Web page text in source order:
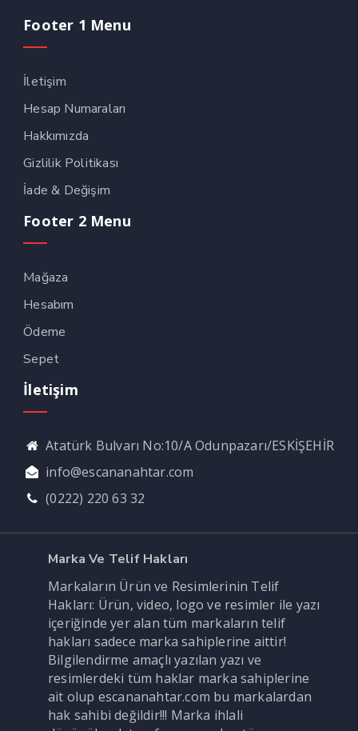
Footer 1 Menu
İletişim
Hesap Numaraları
Hakkımızda
Gizlilik Politikası
İade & Değişim
Footer 2 Menu
Mağaza
Hesabım
Ödeme
Sepet
İletişim
Atatürk Bulvarı No:10/A Odunpazarı/ESKİŞEHİR
info@escananahtar.com
(0222) 220 63 32
Marka Ve Telif Hakları
Markaların Ürün ve Resimlerinin Telif
Hakları: Ürün, video, logo ve resimler ile yazı
içeriğinde yer alan tüm markaların telif
hakları sadece marka sahiplerine aittir!
Bilgilendirme amaçlı yazılan yazı ve
resimlerdeki tüm haklar marka sahiplerine
ait olup escananahtar.com bu markalardan
hak sahibi değildir!!! Marka ihlali